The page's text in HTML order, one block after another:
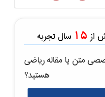
از 15 سال تجربه
متن یا مقالهرياضی
هستید؟